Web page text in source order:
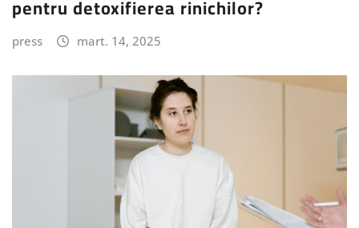
pentru detoxifierea rinichilor?
press mart. 14, 2025